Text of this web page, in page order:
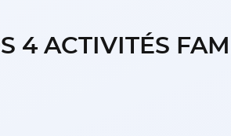
4 ACTIVITÉS